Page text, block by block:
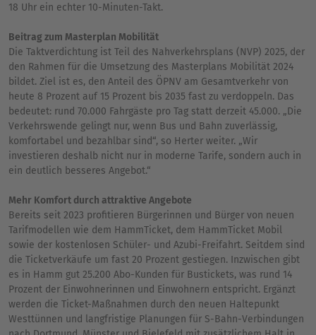
18 Uhr ein echter 10-Minuten-Takt.
Beitrag zum Masterplan Mobilität
Die Taktverdichtung ist Teil des Nahverkehrsplans (NVP) 2025, der
den Rahmen für die Umsetzung des Masterplans Mobilität 2024
bildet. Ziel ist es, den Anteil des ÖPNV am Gesamtverkehr von
heute 8 Prozent auf 15 Prozent bis 2035 fast zu verdoppeln. Das
bedeutet: rund 70.000 Fahrgäste pro Tag statt derzeit 45.000. „Die
Verkehrswende gelingt nur, wenn Bus und Bahn zuverlässig,
komfortabel und bezahlbar sind“, so Herter weiter. „Wir
investieren deshalb nicht nur in moderne Tarife, sondern auch in
ein deutlich besseres Angebot.“
Mehr Komfort durch attraktive Angebote
Bereits seit 2023 profitieren Bürgerinnen und Bürger von neuen
Tarifmodellen wie dem HammTicket, dem HammTicket Mobil
sowie der kostenlosen Schüler- und Azubi-Freifahrt. Seitdem sind
die Ticketverkäufe um fast 20 Prozent gestiegen. Inzwischen gibt
es in Hamm gut 25.200 Abo-Kunden für Bustickets, was rund 14
Prozent der Einwohnerinnen und Einwohnern entspricht. Ergänzt
werden die Ticket-Maßnahmen durch den neuen Haltepunkt
Westtünnen und langfristige Planungen für S-Bahn-Verbindungen